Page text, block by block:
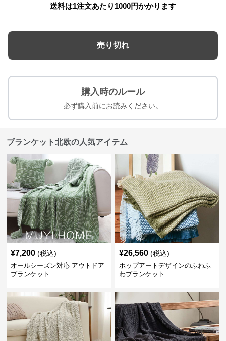
送料は1注文あたり 1000円かかります
売り切れ
購入時のルール
必ず購入前にお読みください。
ブランケット北欧の人気アイテム
¥7,200 (税込)
オールシーズン対応 アウトドア
ブランケット
¥26,560 (税込)
ポップアートデザインのふわふ
わブランケット